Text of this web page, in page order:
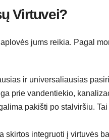
Virtuvei?
jums reikia. Pagal
ir universaliausias
prie vandentiekio,
pakišti po stalviršiu.
skirtos integruoti į virtuvės